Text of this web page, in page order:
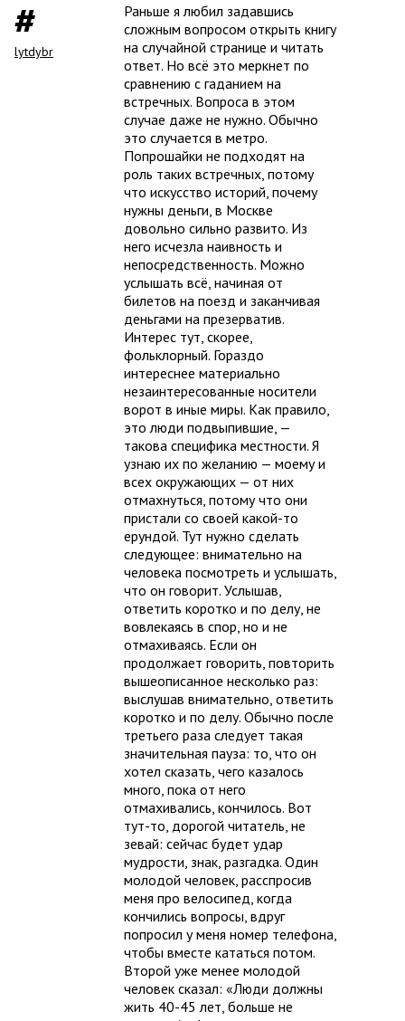
lytdybr
Раньше я любил задавшись
сложным вопросом открыть книгу
на случайной странице и читать
ответ. Но всё это меркнет по
сравнению с гаданием на
встречных. Вопроса в этом
случае даже не нужно. Обычно
это случается в метро.
Попрошайки не подходят на
роль таких встречных, потому
что искусство историй, почему
нужны деньги, в Москве
довольно сильно развито. Из
него исчезла наивность и
непосредственность. Можно
услышать всё, начиная от
билетов на поезд и заканчивая
деньгами на презерватив.
Интерес тут, скорее,
фольклорный. Гораздо
интереснее материально
незаинтересованные носители
ворот в иные миры. Как правило,
это люди подвыпившие, —
такова специфика местности. Я
узнаю их по желанию — моему и
всех окружающих — от них
отмахнуться, потому что они
пристали со своей какой-то
ерундой. Тут нужно сделать
следующее: внимательно на
человека посмотреть и услышать,
что он говорит. Услышав,
ответить коротко и по делу, не
вовлекаясь в спор, но и не
отмахиваясь. Если он
продолжает говорить, повторить
вышеописанное несколько раз:
выслушав внимательно, ответить
коротко и по делу. Обычно после
третьего раза следует такая
значительная пауза: то, что он
хотел сказать, чего казалось
много, пока от него
отмахивались, кончилось. Вот
тут-то, дорогой читатель, не
зевай: сейчас будет удар
мудрости, знак, разгадка. Один
молодой человек, расспросив
меня про велосипед, когда
кончились вопросы, вдруг
попросил у меня номер телефона,
чтобы вместе кататься потом.
Второй уже менее молодой
человек сказал: «Люди должны
жить 40-45 лет, больше не